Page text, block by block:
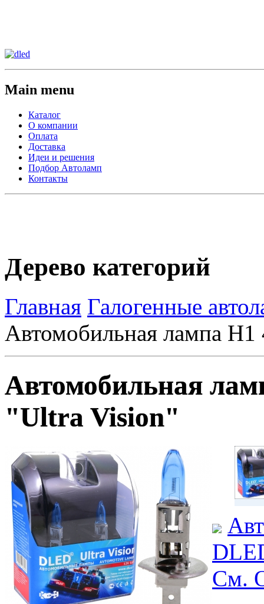
Main menu
Каталог
О компании
Оплата
Доставка
Идеи и решения
Подбор Автоламп
Контакты
Дерево категорий
Главная Галогенные
Автомобильная лампа
Автомобильная
"Ultra Vision"
Cм.